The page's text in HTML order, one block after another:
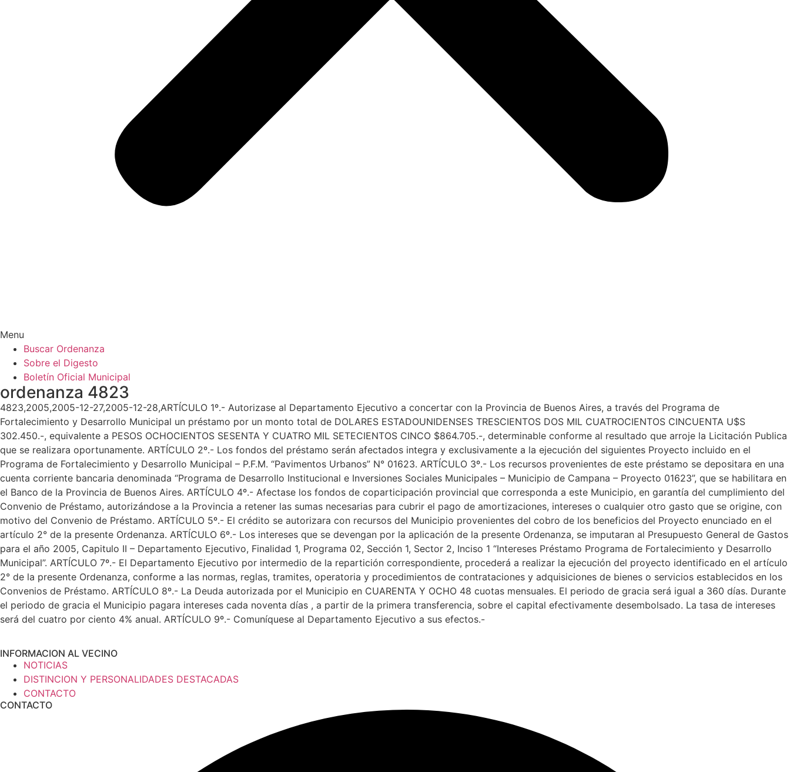
Menu
Buscar Ordenanza
Sobre el Digesto
Boletín Oficial Municipal
ordenanza 4823
4823,2005,2005-12-27,2005-12-28,ARTÍCULO 1º.- Autorizase al Departamento Ejecutivo a concertar con la Provincia de Buenos Aires, a través del Programa de
Fortalecimiento y Desarrollo Municipal un préstamo por un monto total de DOLARES ESTADOUNIDENSES TRESCIENTOS DOS MIL CUATROCIENTOS CINCUENTA U$S
302.450.-, equivalente a PESOS OCHOCIENTOS SESENTA Y CUATRO MIL SETECIENTOS CINCO $864.705.-, determinable conforme al resultado que arroje la Licitación Publica
que se realizara oportunamente. ARTÍCULO 2º.- Los fondos del préstamo serán afectados integra y exclusivamente a la ejecución del siguientes Proyecto incluido en el
Programa de Fortalecimiento y Desarrollo Municipal – P.F.M. “Pavimentos Urbanos” N° 01623. ARTÍCULO 3º.- Los recursos provenientes de este préstamo se depositara en una
cuenta corriente bancaria denominada “Programa de Desarrollo Institucional e Inversiones Sociales Municipales – Municipio de Campana – Proyecto 01623”, que se habilitara en
el Banco de la Provincia de Buenos Aires. ARTÍCULO 4º.- Afectase los fondos de coparticipación provincial que corresponda a este Municipio, en garantía del cumplimiento del
Convenio de Préstamo, autorizándose a la Provincia a retener las sumas necesarias para cubrir el pago de amortizaciones, intereses o cualquier otro gasto que se origine, con
motivo del Convenio de Préstamo. ARTÍCULO 5º.- El crédito se autorizara con recursos del Municipio provenientes del cobro de los beneficios del Proyecto enunciado en el
artículo 2° de la presente Ordenanza. ARTÍCULO 6º.- Los intereses que se devengan por la aplicación de la presente Ordenanza, se imputaran al Presupuesto General de Gastos
para el año 2005, Capitulo II – Departamento Ejecutivo, Finalidad 1, Programa 02, Sección 1, Sector 2, Inciso 1 “Intereses Préstamo Programa de Fortalecimiento y Desarrollo
Municipal”. ARTÍCULO 7º.- El Departamento Ejecutivo por intermedio de la repartición correspondiente, procederá a realizar la ejecución del proyecto identificado en el artículo
2° de la presente Ordenanza, conforme a las normas, reglas, tramites, operatoria y procedimientos de contrataciones y adquisiciones de bienes o servicios establecidos en los
Convenios de Préstamo. ARTÍCULO 8º.- La Deuda autorizada por el Municipio en CUARENTA Y OCHO 48 cuotas mensuales. El periodo de gracia será igual a 360 días. Durante
el periodo de gracia el Municipio pagara intereses cada noventa días , a partir de la primera transferencia, sobre el capital efectivamente desembolsado. La tasa de intereses
será del cuatro por ciento 4% anual. ARTÍCULO 9º.- Comuníquese al Departamento Ejecutivo a sus efectos.-
INFORMACION AL VECINO
NOTICIAS
DISTINCION Y PERSONALIDADES DESTACADAS
CONTACTO
CONTACTO